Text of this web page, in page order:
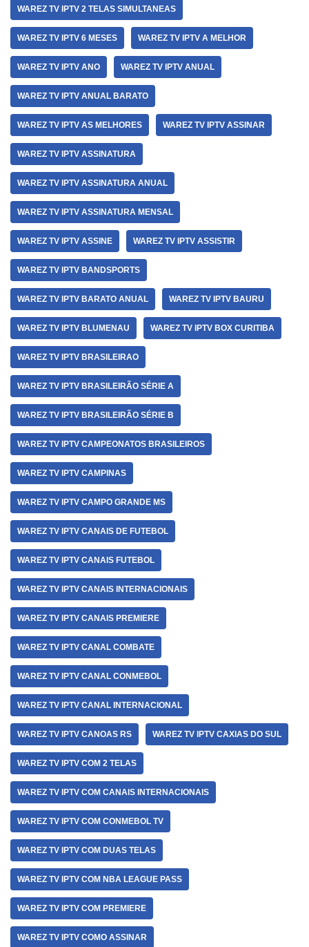
WAREZ TV IPTV 2 TELAS SIMULTANEAS
WAREZ TV IPTV 6 MESES WAREZ TV IPTV A MELHOR
WAREZ TV IPTV ANO WAREZ TV IPTV ANUAL
WAREZ TV IPTV ANUAL BARATO
WAREZ TV IPTV AS MELHORES WAREZ TV IPTV ASSINAR
WAREZ TV IPTV ASSINATURA
WAREZ TV IPTV ASSINATURA ANUAL
WAREZ TV IPTV ASSINATURA MENSAL
WAREZ TV IPTV ASSINE WAREZ TV IPTV ASSISTIR
WAREZ TV IPTV BANDSPORTS
WAREZ TV IPTV BARATO ANUAL WAREZ TV IPTV BAURU
WAREZ TV IPTV BLUMENAU WAREZ TV IPTV BOX CURITIBA
WAREZ TV IPTV BRASILEIRAO
WAREZ TV IPTV BRASILEIRÃO SÉRIE A
WAREZ TV IPTV BRASILEIRÃO SÉRIE B
WAREZ TV IPTV CAMPEONATOS BRASILEIROS
WAREZ TV IPTV CAMPINAS
WAREZ TV IPTV CAMPO GRANDE MS
WAREZ TV IPTV CANAIS DE FUTEBOL
WAREZ TV IPTV CANAIS FUTEBOL
WAREZ TV IPTV CANAIS INTERNACIONAIS
WAREZ TV IPTV CANAIS PREMIERE
WAREZ TV IPTV CANAL COMBATE
WAREZ TV IPTV CANAL CONMEBOL
WAREZ TV IPTV CANAL INTERNACIONAL
WAREZ TV IPTV CANOAS RS WAREZ TV IPTV CAXIAS DO SUL
WAREZ TV IPTV COM 2 TELAS
WAREZ TV IPTV COM CANAIS INTERNACIONAIS
WAREZ TV IPTV COM CONMEBOL TV
WAREZ TV IPTV COM DUAS TELAS
WAREZ TV IPTV COM NBA LEAGUE PASS
WAREZ TV IPTV COM PREMIERE
WAREZ TV IPTV COMO ASSINAR